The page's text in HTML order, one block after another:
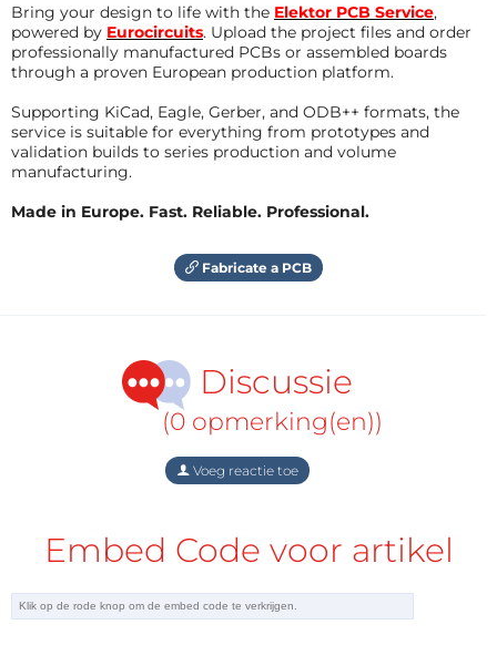
Bring your design to life with the Elektor PCB Service,
powered by Eurocircuits. Upload the project files and order
professionally manufactured PCBs or assembled boards
through a proven European production platform.
Supporting KiCad, Eagle, Gerber, and ODB++ formats, the
service is suitable for everything from prototypes and
validation builds to series production and volume
manufacturing.
Made in Europe. Fast. Reliable. Professional.
Fabricate a PCB
Discussie
(0 opmerking(en))
Voeg reactie toe
Embed Code voor artikel